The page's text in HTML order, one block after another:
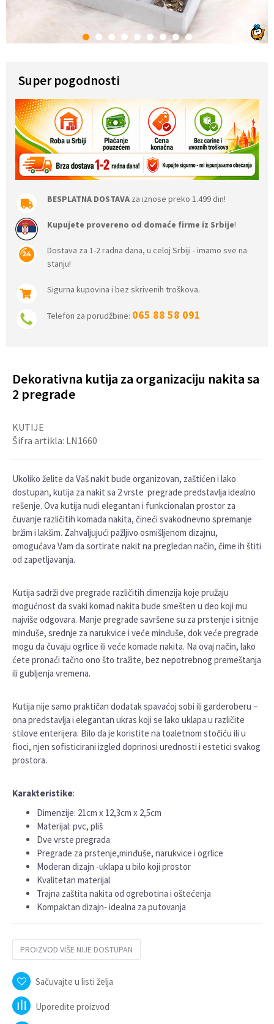
1 2 3 4 5 6 7 8 9
Super pogodnosti
BESPLATNA DOSTAVA za iznose preko 1.499 din!
Kupujete provereno od domaće firme iz Srbije!
Dostava za 1-2 radna dana, u celoj Srbiji - imamo sve na
stanju!
Sigurna kupovina i bez skrivenih troškova.
Telefon za porudžbine: 065 88 58 091
Dekorativna kutija za organizaciju nakita sa
2 pregrade
KUTIJE
Šifra artikla: LN1660
Ukoliko želite da Vaš nakit bude organizovan, zaštićen i lako
dostupan, kutija za nakit sa 2 vrste pregrade predstavlja idealno
rešenje. Ova kutija nudi elegantan i funkcionalan prostor za
čuvanje različitih komada nakita, čineći svakodnevno spremanje
bržim i lakšim. Zahvaljujući pažljivo osmišljenom dizajnu,
omogućava Vam da sortirate nakit na pregledan način, čime ih štiti
od zapetljavanja.
Kutija sadrži dve pregrade različitih dimenzija koje pružaju
mogućnost da svaki komad nakita bude smešten u deo koji mu
najviše odgovara. Manje pregrade savršene su za prstenje i sitnije
minđuše, srednje za narukvice i veće minđuše, dok veće pregrade
mogu da čuvaju ogrlice ili veće komade nakita. Na ovaj način, lako
ćete pronaći tačno ono što tražite, bez nepotrebnog premeštanja
ili gubljenja vremena.
Kutija nije samo praktičan dodatak spavaćoj sobi ili garderoberu –
ona predstavlja i elegantan ukras koji se lako uklapa u različite
stilove enterijera. Bilo da je koristite na toaletnom stočiću ili u
fioci, njen sofisticirani izgled doprinosi urednosti i estetici svakog
prostora.
Karakteristike:
Dimenzije: 21cm x 12,3cm x 2,5cm
Materijal: pvc, pliš
Dve vrste pregrada
Pregrade za prstenje,minđuše, narukvice i ogrlice
Moderan dizajn -uklapa u bilo koji prostor
Kvalitetan materijal
Trajna zaštita nakita od ogrebotina i oštećenja
Kompaktan dizajn- idealna za putovanja
PROIZVOD VIŠE NIJE DOSTUPAN
Sačuvajte u listi želja
Uporedite proizvod